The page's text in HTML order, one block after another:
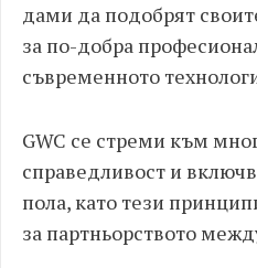
дами да подобрят
за по-добра
съвременното
GWC се стреми към
справедливост и
пола, като тези
за партньорството